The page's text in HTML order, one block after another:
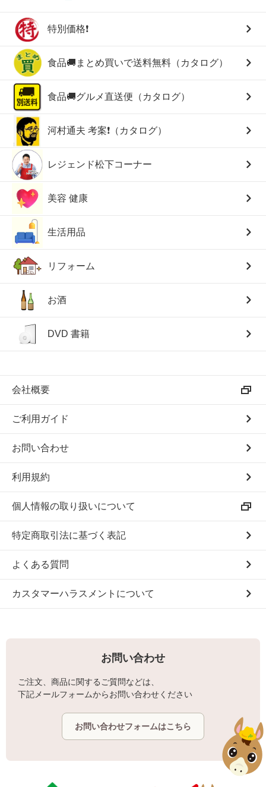
特別価格❗
食品🚚まとめ買いで送料無料（カタログ）
食品🚚グルメ直送便（カタログ）
河村通夫 考案❗（カタログ）
レジェンド松下コーナー
美容 健康
生活用品
リフォーム
お酒
DVD 書籍
会社概要
ご利用ガイド
お問い合わせ
利用規約
個人情報の取り扱いについて
特定商取引法に基づく表記
よくある質問
カスタマーハラスメントについて
お問い合わせ
ご注文、商品に関するご質問などは、
下記メールフォームからお問い合わせください
お問い合わせフォームはこちら